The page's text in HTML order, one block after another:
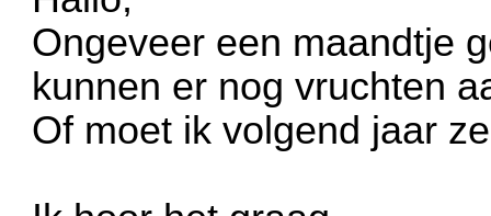
Ongeveer een maandtje
kunnen er nog vruchten
Of moet ik volgend jaar